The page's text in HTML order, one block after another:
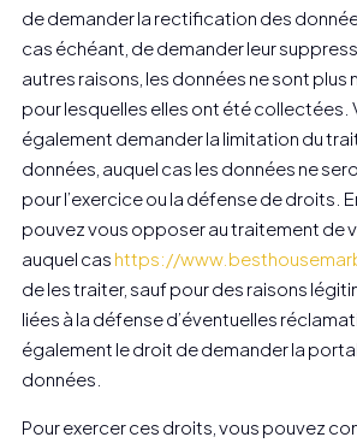
de demander la rectification des
cas échéant, de demander leur
autres raisons, les données ne sont plus
pour lesquelles elles ont été collectées.
également demander la limitation du
données, auquel cas les données ne
pour l’exercice ou la défense de droits.
pouvez vous opposer au traitement de
auquel cas https://
de les traiter, sauf pour des raisons
liées à la défense d’éventuelles
également le droit de demander la
données.
Pour exercer ces droits, vous pouvez